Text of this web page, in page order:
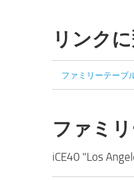
リンク
ファミリーテーブ
ファミ
iCE40 "Los